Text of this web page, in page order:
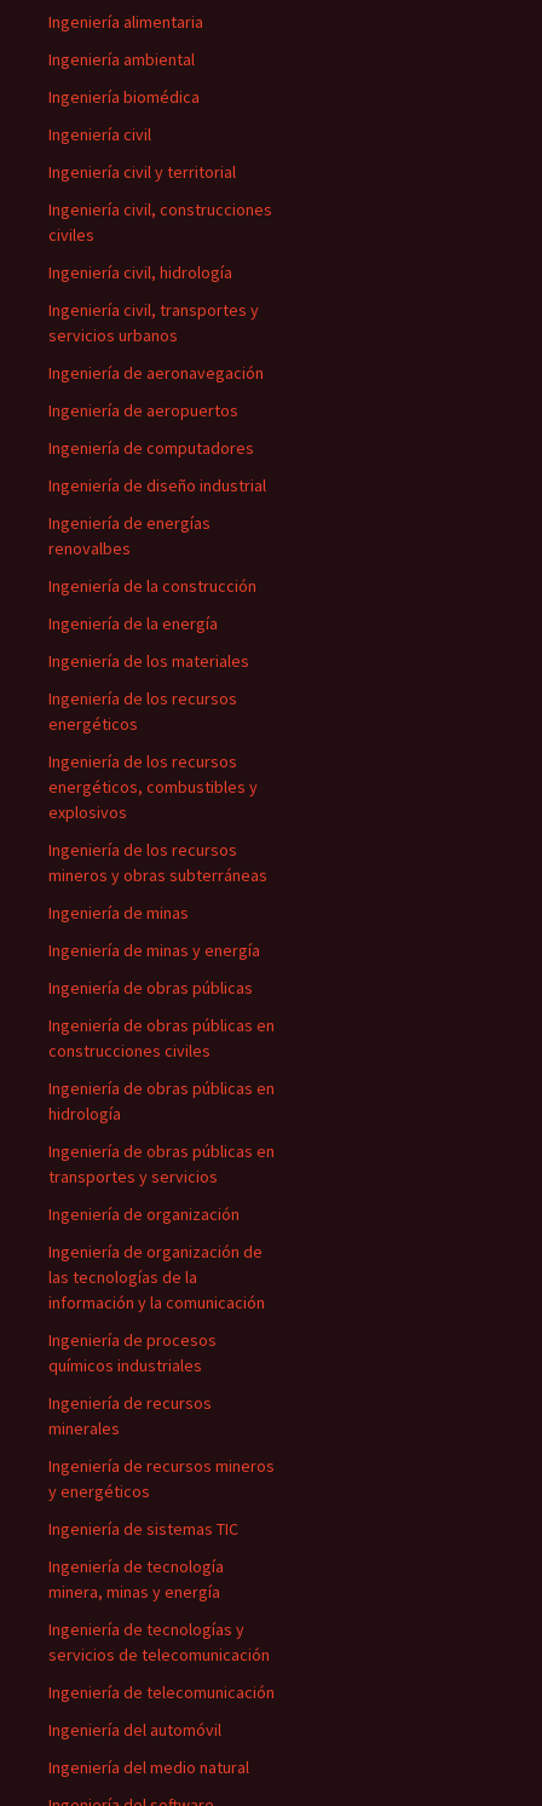
Ingeniería alimentaria
Ingeniería ambiental
Ingeniería biomédica
Ingeniería civil
Ingeniería civil y territorial
Ingeniería civil, construcciones
civiles
Ingeniería civil, hidrología
Ingeniería civil, transportes y
servicios urbanos
Ingeniería de aeronavegación
Ingeniería de aeropuertos
Ingeniería de computadores
Ingeniería de diseño industrial
Ingeniería de energías
renovalbes
Ingeniería de la construcción
Ingeniería de la energía
Ingeniería de los materiales
Ingeniería de los recursos
energéticos
Ingeniería de los recursos
energéticos, combustibles y
explosivos
Ingeniería de los recursos
mineros y obras subterráneas
Ingeniería de minas
Ingeniería de minas y energía
Ingeniería de obras públicas
Ingeniería de obras públicas en
construcciones civiles
Ingeniería de obras públicas en
hidrología
Ingeniería de obras públicas en
transportes y servicios
Ingeniería de organización
Ingeniería de organización de
las tecnologías de la
información y la comunicación
Ingeniería de procesos
químicos industriales
Ingeniería de recursos
minerales
Ingeniería de recursos mineros
y energéticos
Ingeniería de sistemas TIC
Ingeniería de tecnología
minera, minas y energía
Ingeniería de tecnologías y
servicios de telecomunicación
Ingeniería de telecomunicación
Ingeniería del automóvil
Ingeniería del medio natural